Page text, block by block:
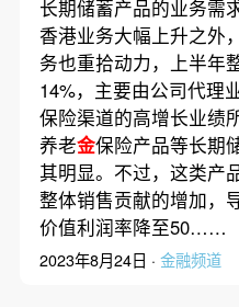
长期储蓄产品的业务
香港业务大幅上升之外
务也重拾动力，上半年
14%，主要由公司代理
保险渠道的高增长业绩
养老金保险产品等长期
其明显。不过，这类产
整体销售贡献的增加，
价值利润率降至50……
2023年8月24日 · 金融频道